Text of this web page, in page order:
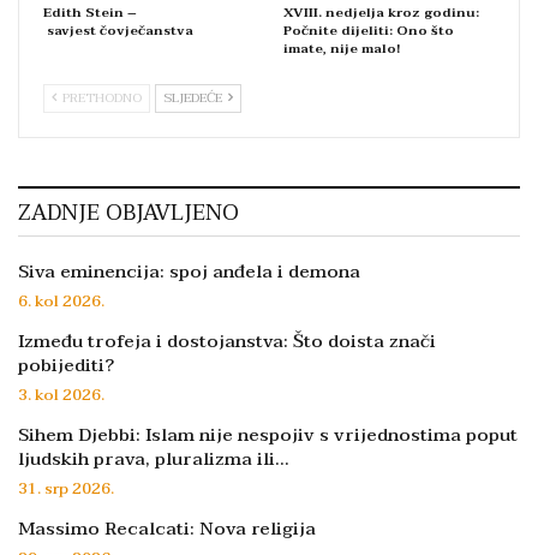
Edith Stein –
savjest čovječanstva
XVIII. nedjelja kroz godinu:
Počnite dijeliti: Ono što
imate, nije malo!
PRETHODNO SLJEDEĆE
ZADNJE OBJAVLJENO
Siva eminencija: spoj anđela i demona
6. kol 2026.
Između trofeja i dostojanstva: Što doista znači
pobijediti?
3. kol 2026.
Sihem Djebbi: Islam nije nespojiv s vrijednostima poput
ljudskih prava, pluralizma ili…
31. srp 2026.
Massimo Recalcati: Nova religija